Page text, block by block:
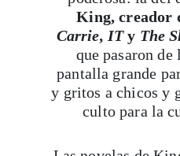
King, creador
Carrie, ITy The
que pasaron de
pantalla grande
y gritos a chicos y
culto para la